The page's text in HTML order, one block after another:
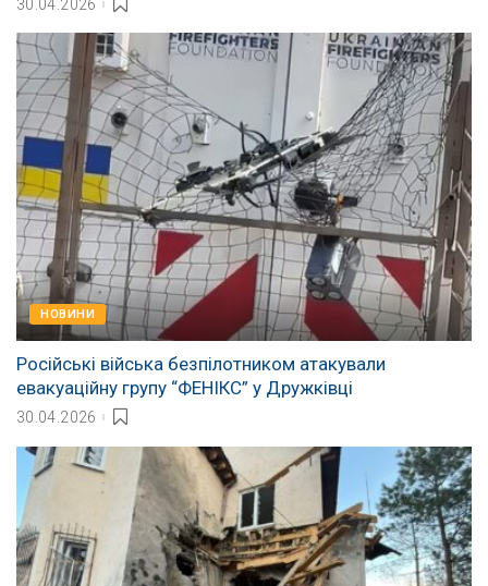
30.04.2026
НОВИНИ
Російські війська безпілотником атакували
евакуаційну групу “ФЕНІКС” у Дружківці
30.04.2026